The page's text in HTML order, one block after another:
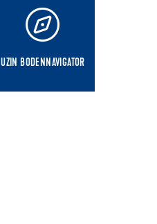
UZIN BODENNAVIGATOR